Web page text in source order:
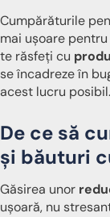
Cumpărăturile
mai ușoare
te răsfeți cu
se încadreze în
acest lucru posibil.
De ce să
și băuturi
Găsirea unor
ușoară, nu